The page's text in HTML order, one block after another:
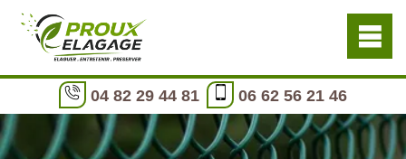
04 82 29 44 81 06 62 56 21 46